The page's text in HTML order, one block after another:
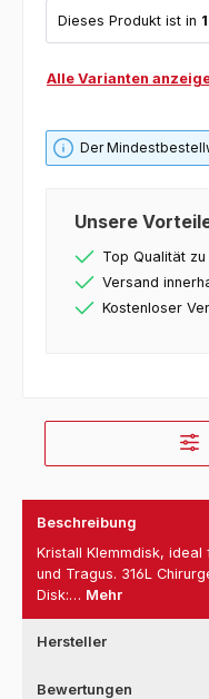
Dieses Produkt ist in
Alle Varianten
Der
Unsere
Top Qualität
Versand
Kostenloser
Beschreibung
Kristall Klemmdisk, ideal
und Tragus. 316L
Disk:… Mehr
Hersteller
Bewertungen